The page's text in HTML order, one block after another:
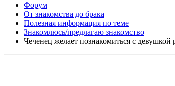
Форум
От знакомства до брака
Полезная информация по теме
Знакомлюсь/предлагаю знакомство
Чеченец желает познакомиться с